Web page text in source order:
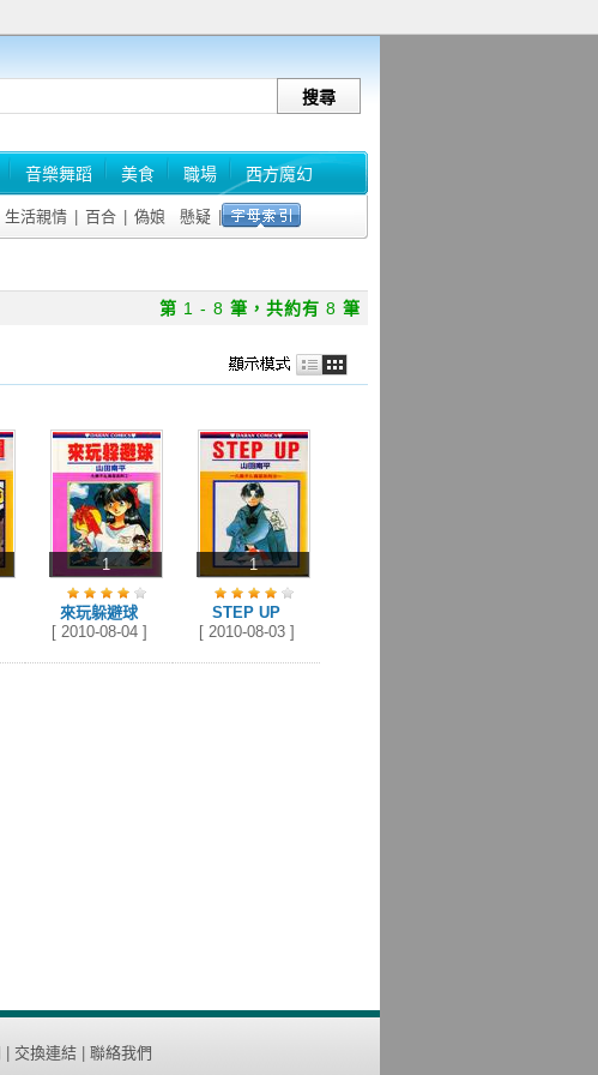
音樂舞蹈 美食 職場 西方魔幻
生活親情 百合 偽娘 懸疑
第 1 - 8 筆，共約有 8 筆
1
來玩躲避球
[ 2010-08-04 ]
1
STEP UP
[ 2010-08-03 ]
交換連結 聯絡我們